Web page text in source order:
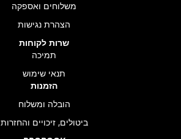
משלוחים ואספקה
הצהרת נגישות
שרות לקוחות
תמיכה
תנאי שימוש
הזמנות
הובלה ומשלוח
ביטולים, זיכויים והחזרות